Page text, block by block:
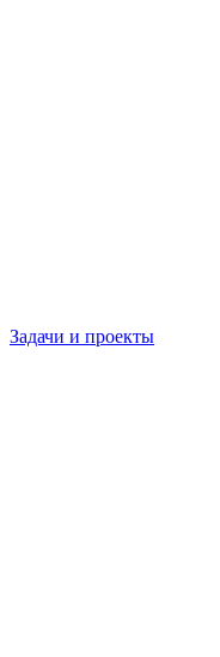
Задачи и проекты